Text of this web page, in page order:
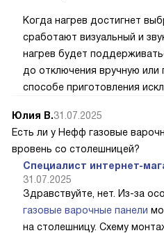
Когда нагрев достигнет
сработают визуальный и
нагрев будет
до отключения вручную или
способе приготовления
Юлия В.31.07.2025
Есть ли у Нефф газовые
вровень со столешницей?
Специалист интернет-
31.07.2025
Здравствуйте, нет. Из-за
газовые варочные панели
на столешницу. Схему